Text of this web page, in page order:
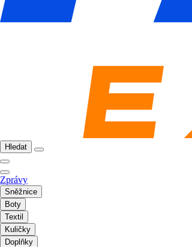
Hledat
Zprávy
Sněžnice
Boty
Textil
Kuličky
Doplňky